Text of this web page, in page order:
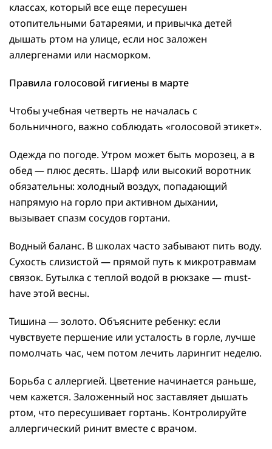
классах, который все еще пересушен
отопительными батареями, и привычка детей
дышать ртом на улице, если нос заложен
аллергенами или насморком.
Правила голосовой гигиены в марте
Чтобы учебная четверть не началась с
больничного, важно соблюдать «голосовой этикет».
Одежда по погоде. Утром может быть морозец, а в
обед — плюс десять. Шарф или высокий воротник
обязательны: холодный воздух, попадающий
напрямую на горло при активном дыхании,
вызывает спазм сосудов гортани.
Водный баланс. В школах часто забывают пить воду.
Сухость слизистой — прямой путь к микротравмам
связок. Бутылка с теплой водой в рюкзаке — must-
have этой весны.
Тишина — золото. Объясните ребенку: если
чувствуете першение или усталость в горле, лучше
помолчать час, чем потом лечить ларингит неделю.
Борьба с аллергией. Цветение начинается раньше,
чем кажется. Заложенный нос заставляет дышать
ртом, что пересушивает гортань. Контролируйте
аллергический ринит вместе с врачом.